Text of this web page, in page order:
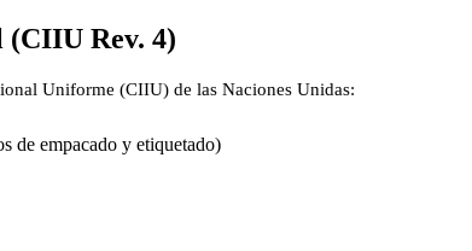
Rev. 4)
Uniforme (CIIU) de las Naciones Unidas:
de empacado y etiquetado)